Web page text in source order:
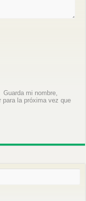
Guarda mi nombre,
para la próxima vez que